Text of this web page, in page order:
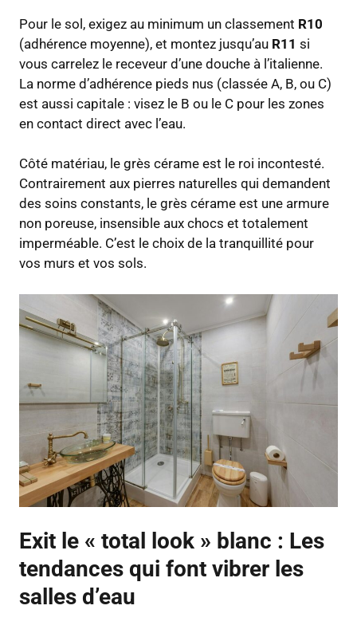
Pour le sol, exigez au minimum un classement R10
(adhérence moyenne), et montez jusqu’au R11 si
vous carrelez le receveur d’une douche à l’italienne.
La norme d’adhérence pieds nus (classée A, B, ou C)
est aussi capitale : visez le B ou le C pour les zones
en contact direct avec l’eau.
Côté matériau, le grès cérame est le roi incontesté.
Contrairement aux pierres naturelles qui demandent
des soins constants, le grès cérame est une armure
non poreuse, insensible aux chocs et totalement
imperméable. C’est le choix de la tranquillité pour
vos murs et vos sols.
Exit le « total look » blanc : Les
tendances qui font vibrer les
salles d’eau